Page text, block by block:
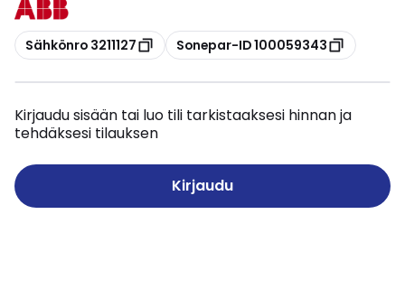
Kopioi
Sähkönro 3211127 Kopioi
Sonepar-ID 100059343
Kirjaudu sisään tai luo tili tarkistaaksesi hinnan ja
tehdäksesi tilauksen
Kirjaudu